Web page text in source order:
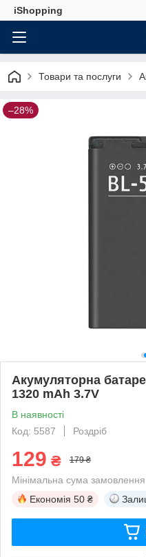
iShopping
Товари та послуги
–28%
Акумуляторна
1320 mAh 3.7V
В наявності
Код: 5587
Роздріб
129 ₴ 179 ₴
Мінімальна сума
Економія 50 ₴